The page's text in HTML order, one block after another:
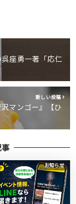
座勇一著「応仁
新しい投稿
マンゴー』【ひ
お知らせ